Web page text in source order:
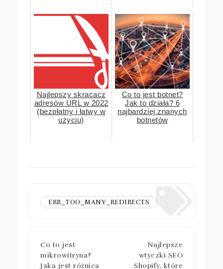
Najlepszy skracacz
adresów URL w 2022
(bezpłatny i łatwy w
użyciu)
Co to jest botnet?
Jak to działa? 6
najbardziej znanych
botnetów
ERR_TOO_MANY_REDIRECTS
Co to jest
mikrowitryna?
Jaka jest różnica
Najlepsze
wtyczki SEO
Shopify, które